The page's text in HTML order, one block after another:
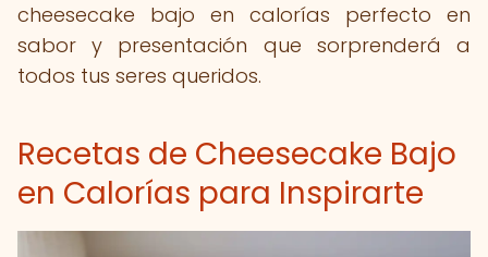
cheesecake bajo en calorías perfecto en
sabor y presentación que sorprenderá a
todos tus seres queridos.
Recetas de Cheesecake Bajo
en Calorías para Inspirarte